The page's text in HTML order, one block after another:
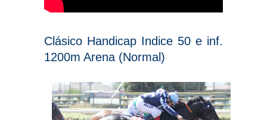
Clásico Handicap Indice 50 e inf.
1200m Arena (Normal)